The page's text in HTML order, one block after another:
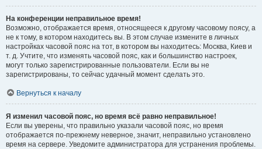
На конференции неправильное время!
Возможно, отображается время, относящееся к другому часовому поясу, а
не к тому, в котором находитесь вы. В этом случае измените в личных
настройках часовой пояс на тот, в котором вы находитесь: Москва, Киев и
т. д. Учтите, что изменять часовой пояс, как и большинство настроек,
могут только зарегистрированные пользователи. Если вы не
зарегистрированы, то сейчас удачный момент сделать это.
Вернуться к началу
Я изменил часовой пояс, но время всё равно неправильное!
Если вы уверены, что правильно указали часовой пояс, но время
отображается по-прежнему неверное, значит, неправильно установлено
время на сервере. Уведомите администратора для устранения проблемы.